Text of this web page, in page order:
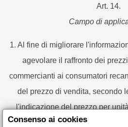
Art. 14.
Campo di
1. Al fine di migliorare
agevolare il raffronto dei
commercianti ai consumatori
del prezzo di vendita, secondo
l'indicazione del prezzo per
quanto previsto
Consenso ai cookies